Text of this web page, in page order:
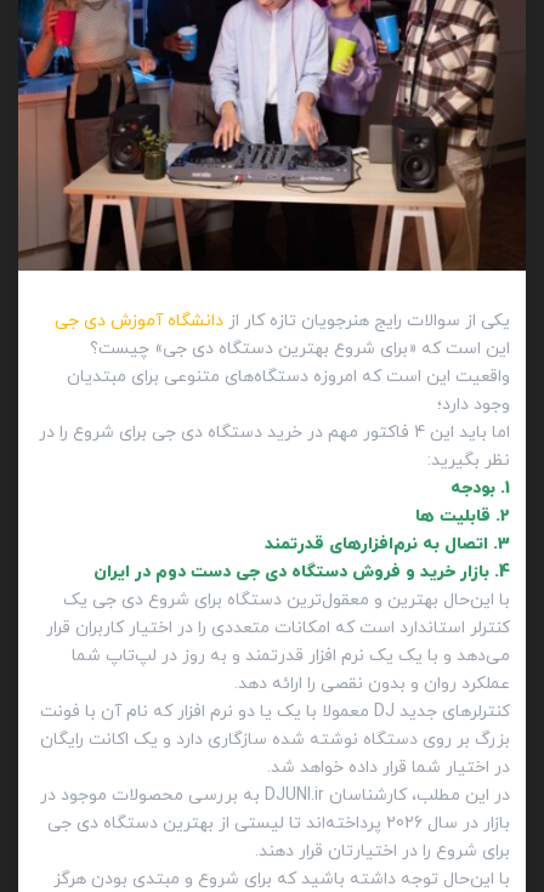
یکی از سوالات رایج هنرجویان تازه کار از دانشگاه آموزش دی جی
این است که «برای شروع بهترین دستگاه دی جی» چیست؟
واقعیت این است که امروزه دستگاه‌های متنوعی برای مبتدیان
وجود دارد؛
اما باید این 4 فاکتور مهم در خرید دستگاه دی جی برای شروع را در
نظر بگیرید:
1. بودجه
2. قابلیت ها
3. اتصال به نرم‌افزارهای قدرتمند
4. بازار خرید و فروش دستگاه دی جی دست دوم در ایران
با این‌حال بهترین و معقول‌ترین دستگاه برای شروع دی جی یک
کنترلر استاندارد است که امکانات متعددی را در اختیار کاربران قرار
می‌دهد و با یک یک نرم افزار قدرتمند و به روز در لپ‌تاپ شما
عملکرد روان و بدون نقصی را ارائه دهد.
کنترلر‌های جدید DJ معمولا با یک یا دو نرم افزار که نام آن با فونت
بزرگ بر روی دستگاه نوشته شده سازگاری دارد و یک اکانت رایگان
در اختیار شما قرار داده خواهد شد.
در این مطلب، کارشناسان DJUNI.ir به بررسی محصولات موجود در
بازار در سال 2026 پرداخته‌اند تا لیستی از بهترین دستگاه دی جی
برای شروع را در اختیارتان قرار دهند.
با این‌حال توجه داشته باشید که برای شروع و مبتدی بودن هرگز